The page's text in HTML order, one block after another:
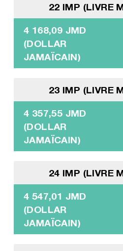
22 IMP (LIVRE
4 168,09 JMD
(DOLLAR
JAMAÏCAIN)
23 IMP (LIVRE
4 357,55 JMD
(DOLLAR
JAMAÏCAIN)
24 IMP (LIVRE
4 547,01 JMD
(DOLLAR
JAMAÏCAIN)